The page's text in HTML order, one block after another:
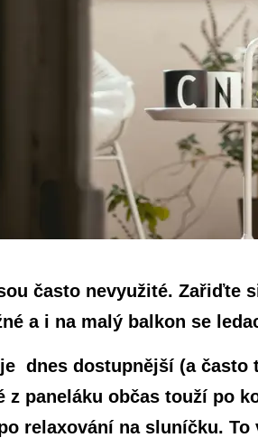
často nevyužité. Zařiďte
a i na malý balkon se
dnes dostupnější (a často
z paneláku občas touží po
relaxování na sluníčku.